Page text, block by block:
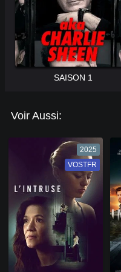
SAISON 1
Voir Aussi:
2025
VF
VOSTFR